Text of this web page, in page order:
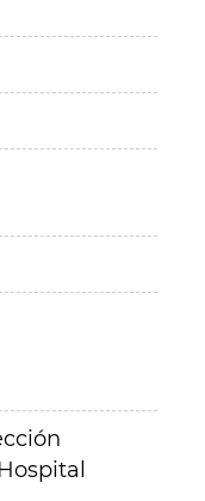
Hospital